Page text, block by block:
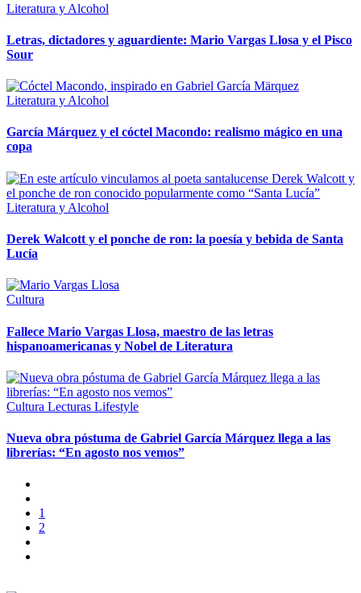
Literatura y Alcohol
Letras, dictadores y aguardiente: Mario Vargas Llosa y el Pisco
Sour
Literatura y Alcohol
García Márquez y el cóctel Macondo: realismo mágico en una
copa
Literatura y Alcohol
Derek Walcott y el ponche de ron: la poesía y bebida de Santa
Lucía
Cultura
Fallece Mario Vargas Llosa, maestro de las letras
hispanoamericanas y Nobel de Literatura
Cultura Lecturas Lifestyle
Nueva obra póstuma de Gabriel García Márquez llega a las
librerías: “En agosto nos vemos”
1
2